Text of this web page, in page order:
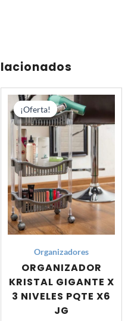
¡Oferta!
¡Oferta!
Organizadores
ORGANIZADOR
KRISTAL GIGANTE X
3 NIVELES PQTE X6
JG
El
precio
original
era:
S/ 336.00.
El
es: